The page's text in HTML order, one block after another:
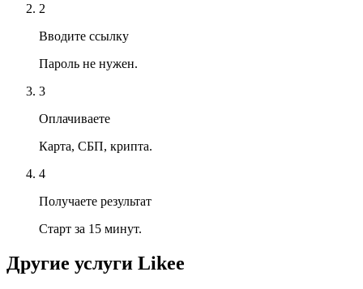
2
Вводите ссылку
Пароль не нужен.
3
Оплачиваете
Карта, СБП, крипта.
4
Получаете результат
Старт за 15 минут.
Другие услуги Likee